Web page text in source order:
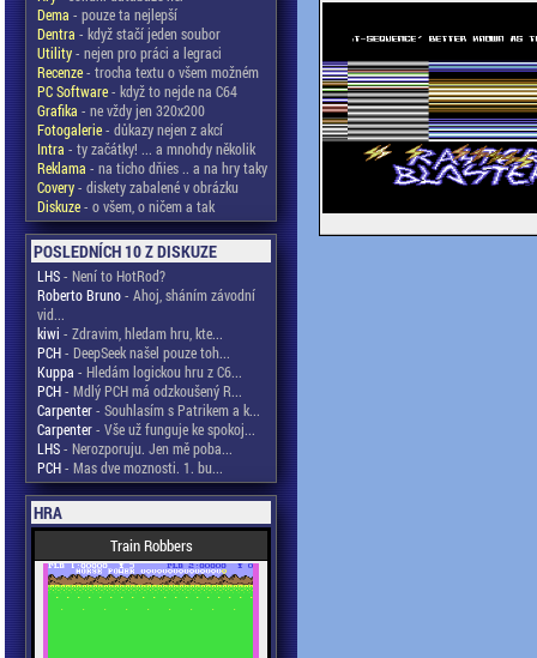
Dema - pouze ta nejlepší
Dentra - když stačí jeden soubor
Utility- nejen pro práci a legraci
Recenze- trocha textu o všem možném
PC Software- když to nejde na C64
Grafika - ne vždy jen 320x200
Fotogalerie- důkazy nejen z akcí
Intra - ty začátky! ... a mnohdy několik
Reklama - na ticho dňies .. a na hry taky
Covery- diskety zabalené v obrázku
Diskuze- o všem, o ničem a tak
POSLEDNÍCH 10 Z DISKUZE
LHS- Není to HotRod?
Roberto Bruno- Ahoj, sháním závodní
vid...
kiwi - Zdravim, hledam hru, kte...
PCH- DeepSeek našel pouze toh...
Kuppa - Hledám logickou hru z C6...
PCH- Mdlý PCH má odzkoušený R...
Carpenter- Souhlasím s Patrikem a k...
Carpenter- Vše už funguje ke spokoj...
LHS- Nerozporuju. Jen mě poba...
PCH- Mas dve moznosti. 1. bu...
HRA
Train Robbers